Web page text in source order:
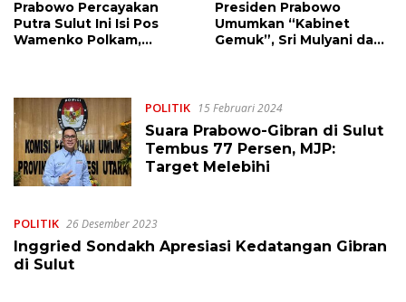
Prabowo Percayakan
Putra Sulut Ini Isi Pos
Wamenko Polkam,
Presiden Prabowo
Umumkan “Kabinet
Gemuk”, Sri Mulyani dan
POLITIK 15 Februari 2024
Suara Prabowo-Gibran di Sulut
Tembus 77 Persen, MJP:
Target Melebihi
POLITIK 26 Desember 2023
Inggried Sondakh Apresiasi Kedatangan Gibran
di Sulut